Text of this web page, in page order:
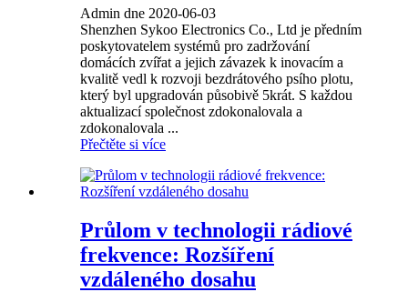
Admin dne 2020-06-03
Shenzhen Sykoo Electronics Co., Ltd je předním
poskytovatelem systémů pro zadržování
domácích zvířat a jejich závazek k inovacím a
kvalitě vedl k rozvoji bezdrátového psího plotu,
který byl upgradován působivě 5krát. S každou
aktualizací společnost zdokonalovala a
zdokonalovala ...
Přečtěte si více
Průlom v technologii rádiové
frekvence: Rozšíření
vzdáleného dosahu